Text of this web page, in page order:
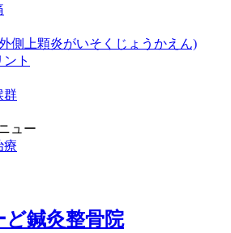
側上顆炎がいそくじょうかえん)
ト
群
ュー
療